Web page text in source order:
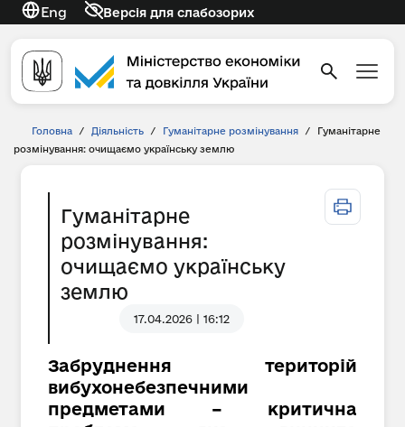
Eng Версія для слабозорих
Головна / Діяльність / Гуманітарне розмінування /
Гуманітарне
розмінування: очищаємо українську землю
Гуманітарне
розмінування:
очищаємо українську
землю
17.04.2026 | 16:12
Забруднення територій
вибухонебезпечними
предметами – критична